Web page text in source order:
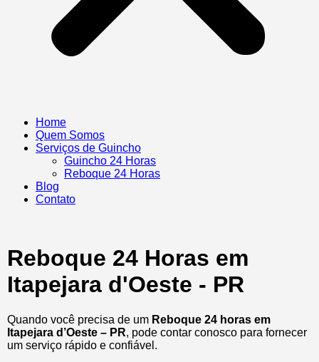
Home
Quem Somos
Serviços de Guincho
Guincho 24 Horas
Reboque 24 Horas
Blog
Contato
Reboque 24 Horas em
Itapejara d'Oeste - PR
Quando você precisa de um Reboque 24 horas em
Itapejara d’Oeste – PR, pode contar conosco para fornecer
um serviço rápido e confiável.